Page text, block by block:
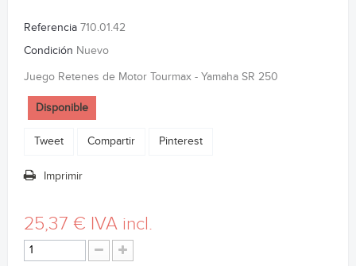
Referencia 710.01.42
Condición Nuevo
Juego Retenes de Motor Tourmax - Yamaha SR 250
Disponible
Tweet Compartir Pinterest
Imprimir
25,37 € IVA incl.